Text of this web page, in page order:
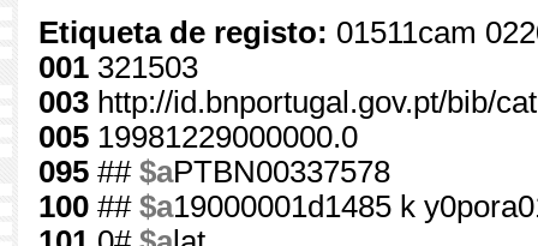
Etiqueta de registo: 01511cam
001 321503
003 http://id.bnportugal.gov.pt/bib/
005 19981229000000.0
095 ## $aPTBN00337578
100 ## $a19000001d1485 k